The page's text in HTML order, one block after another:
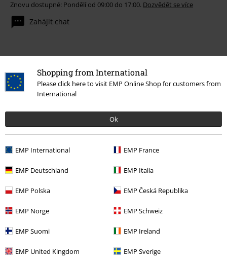
Shopping from International
Please click here to visit EMP Online Shop for customers from
International
Ok
EMP International EMP France
EMP Deutschland EMP Italia
EMP Polska EMP Česká Republika
EMP Norge EMP Schweiz
EMP Suomi EMP Ireland
EMP United Kingdom EMP Sverige
Znovu dostupné: Pondělí od 09:00 do 17:00. Dozvědět se více
Zahájit chat
Zákaznícky servis
Pomoc / FAQ
Podmínky vracení zboží
Všeobecné informace o velikostech
Zrušit členství v BSC
Způsoby platby
Nabídky pro vás